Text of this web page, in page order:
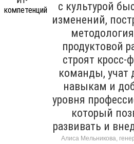
с культурой
изменений,
продуктовой
строят
команды, учат
навыкам и
уровня
который
развивать и
Алиса Мельникова,